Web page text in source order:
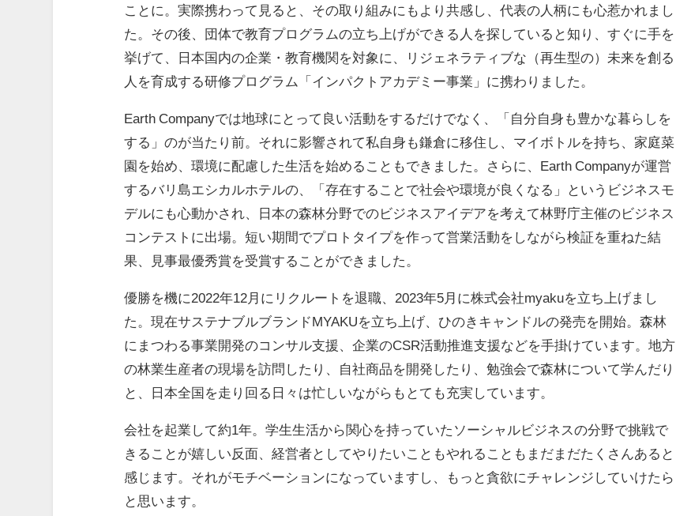
ことに。実際携わって見ると、その取り組みにもより共感し、代表の人柄にも心惹かれまし
た。その後、団体で教育プログラムの立ち上げができる人を探していると知り、すぐに手を
挙げて、日本国内の企業・教育機関を対象に、リジェネラティブな（再生型の）未来を創る
人を育成する研修プログラム「インパクトアカデミー事業」に携わりました。
Earth Companyでは地球にとって良い活動をするだけでなく、「自分自身も豊かな暮らしを
する」のが当たり前。それに影響されて私自身も鎌倉に移住し、マイボトルを持ち、家庭菜
園を始め、環境に配慮した生活を始めることもできました。さらに、Earth Companyが運営
するバリ島エシカルホテルの、「存在することで社会や環境が良くなる」というビジネスモ
デルにも心動かされ、日本の森林分野でのビジネスアイデアを考えて林野庁主催のビジネス
コンテストに出場。短い期間でプロトタイプを作って営業活動をしながら検証を重ねた結
果、見事最優秀賞を受賞することができました。
優勝を機に2022年12月にリクルートを退職、2023年5月に株式会社myakuを立ち上げまし
た。現在サステナブルブランドMYAKUを立ち上げ、ひのきキャンドルの発売を開始。森林
にまつわる事業開発のコンサル支援、企業のCSR活動推進支援などを手掛けています。地方
の林業生産者の現場を訪問したり、自社商品を開発したり、勉強会で森林について学んだり
と、日本全国を走り回る日々は忙しいながらもとても充実しています。
会社を起業して約1年。学生生活から関心を持っていたソーシャルビジネスの分野で挑戦で
きることが嬉しい反面、経営者としてやりたいこともやれることもまだまだたくさんあると
感じます。それがモチベーションになっていますし、もっと貪欲にチャレンジしていけたら
と思います。